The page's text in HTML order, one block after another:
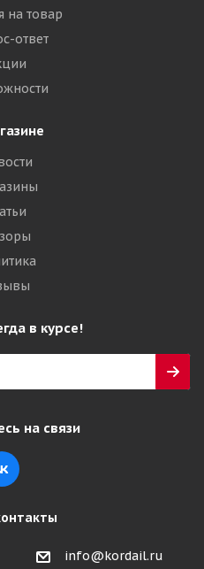
на товар
ответ
в курсе!
на связи
info@kordail.ru